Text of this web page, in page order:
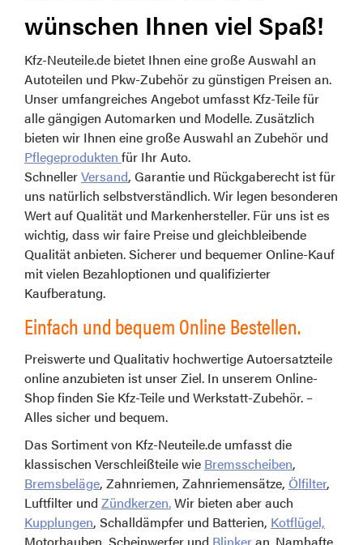
wünschen Ihnen viel Spaß!
Kfz-Neuteile.de bietet Ihnen eine große Auswahl an
Autoteilen und Pkw-Zubehör zu günstigen Preisen an.
Unser umfangreiches Angebot umfasst Kfz-Teile für
alle gängigen Automarken und Modelle. Zusätzlich
bieten wir Ihnen eine große Auswahl an Zubehör und
Pflegeprodukten für Ihr Auto.
SchnellerVersand, Garantie und Rückgaberecht ist für
uns natürlich selbstverständlich. Wir legen besonderen
Wert auf Qualität und Markenhersteller. Für uns ist es
wichtig, dass wir faire Preise und gleichbleibende
Qualität anbieten. Sicherer und bequemer Online-Kauf
mit vielen Bezahloptionen und qualifizierter
Kaufberatung.
Einfach und bequem Online Bestellen.
Preiswerte und Qualitativ hochwertige Autoersatzteile
online anzubieten ist unser Ziel. In unserem Online-
Shop finden Sie Kfz-Teile und Werkstatt-Zubehör. –
Alles sicher und bequem.
Das Sortiment von Kfz-Neuteile.de umfasst die
klassischen Verschleißteile wie Bremsscheiben,
Bremsbeläge, Zahnriemen, Zahnriemensätze, Ölfilter,
Luftfilter und Zündkerzen.Wir bieten aber auch
Kupplungen, Schalldämpfer und Batterien, Kotflügel,
Motorhauben, Scheinwerfer und Blinkeran. Namhafte